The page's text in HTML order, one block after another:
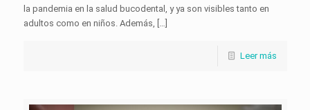
la pandemia en la salud bucodental, y ya son visibles tanto en
adultos como en niños. Además, […]
Leer más